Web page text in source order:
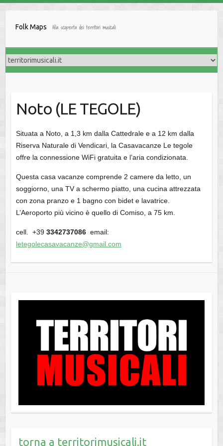
Folk Maps Alla scoperta dei territori musicali
Noto (LE TEGOLE)
Situata a Noto, a 1,3 km dalla Cattedrale e a 12 km dalla
Riserva Naturale di Vendicari, la Casavacanze Le tegole
offre la connessione WiFi gratuita e l’aria condizionata.
Questa casa vacanze comprende 2 camere da letto, un
soggiorno, una TV a schermo piatto, una cucina attrezzata
con zona pranzo e 1 bagno con bidet e lavatrice.
L’Aeroporto più vicino è quello di Comiso, a 75 km.
cell. +39 3342737086email:
letegolecasavacanze@gmail.com
torna a territorimusicali.it